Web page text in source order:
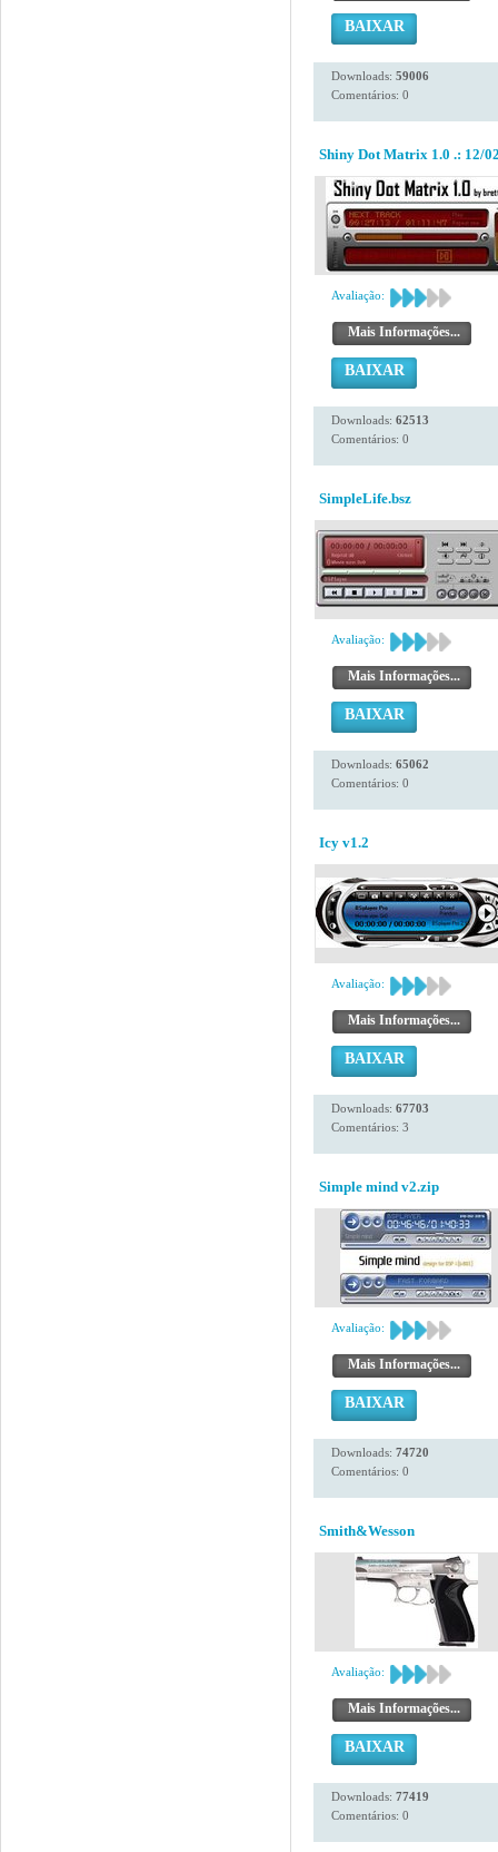
BAIXAR
Downloads: 59006
Comentários: 0
Shiny Dot Matrix 1.0 .: 12/
Avaliação:
Mais Informações...
BAIXAR
Downloads: 62513
Comentários: 0
SimpleLife.bsz
Avaliação:
Mais Informações...
BAIXAR
Downloads: 65062
Comentários: 0
Icy v1.2
Avaliação:
Mais Informações...
BAIXAR
Downloads: 67703
Comentários: 3
Simple mind v2.zip
Avaliação:
Mais Informações...
BAIXAR
Downloads: 74720
Comentários: 0
Smith&Wesson
Avaliação:
Mais Informações...
BAIXAR
Downloads: 77419
Comentários: 0